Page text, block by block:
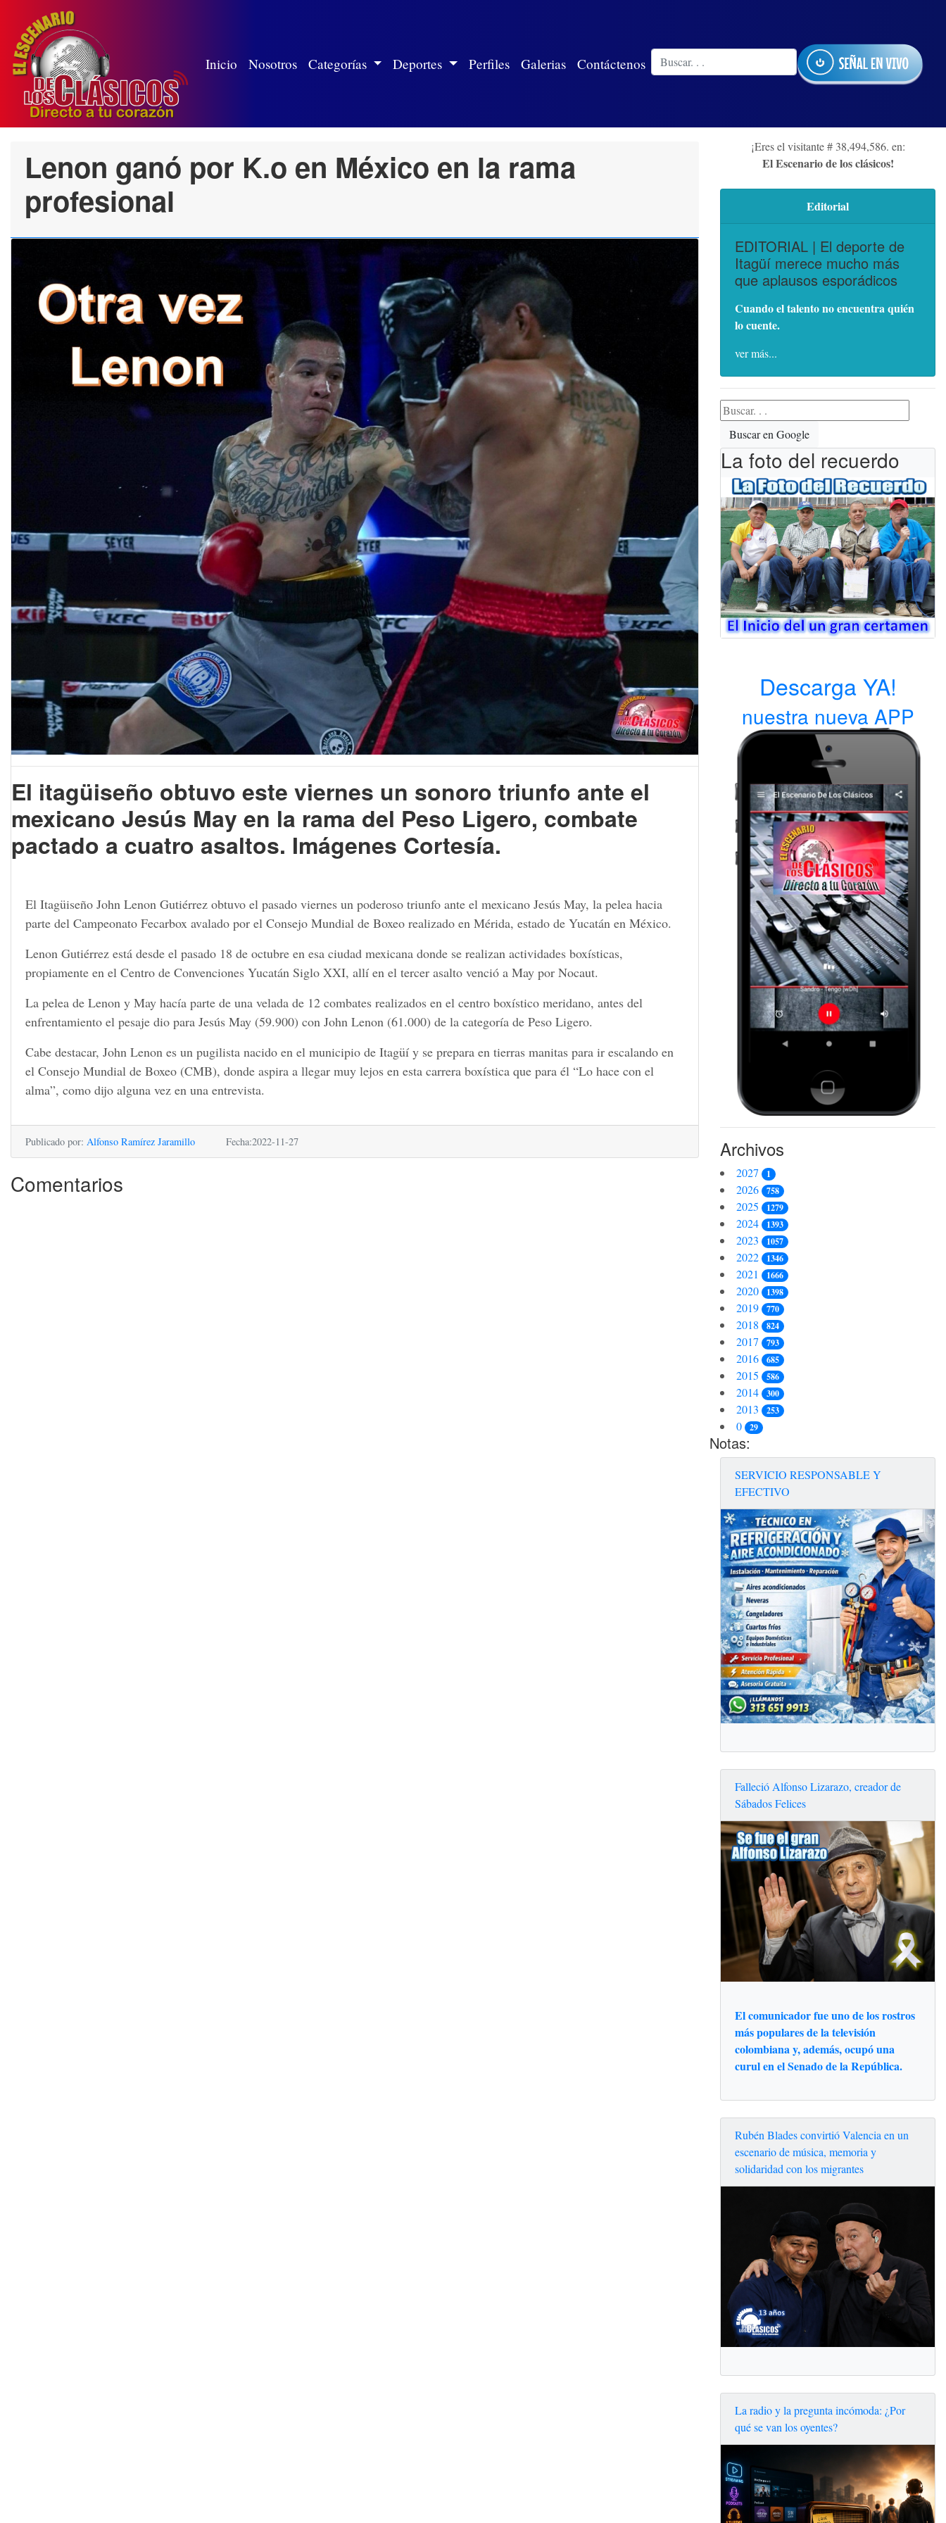
Inicio Nosotros(white)
Categorías Deportes Perfiles Galerias Contáctenos
Lenon ganó por K.o en México en la rama
profesional
El itagüiseño obtuvo este viernes un sonoro triunfo ante el
mexicano Jesús May en la rama del Peso Ligero, combate
pactado a cuatro asaltos. Imágenes Cortesía.
El Itagüiseño John Lenon Gutiérrez obtuvo el pasado viernes un poderoso triunfo ante el mexicano Jesús May, la pelea hacia
parte del Campeonato Fecarbox avalado por el Consejo Mundial de Boxeo realizado en Mérida, estado de Yucatán en México.
Lenon Gutiérrez está desde el pasado 18 de octubre en esa ciudad mexicana donde se realizan actividades boxísticas,
propiamente en el Centro de Convenciones Yucatán Siglo XXI, allí en el tercer asalto venció a May por Nocaut.
La pelea de Lenon y May hacía parte de una velada de 12 combates realizados en el centro boxístico meridano, antes del
enfrentamiento el pesaje dio para Jesús May (59.900) con John Lenon (61.000) de la categoría de Peso Ligero.
Cabe destacar, John Lenon es un pugilista nacido en el municipio de Itagüí y se prepara en tierras manitas para ir escalando en
el Consejo Mundial de Boxeo (CMB), donde aspira a llegar muy lejos en esta carrera boxística que para él “Lo hace con el
alma”, como dijo alguna vez en una entrevista.
Publicado por: Alfonso Ramírez Jaramillo Fecha:2022-11-27
Comentarios
¡Eres el visitante # 38,494,586. en:
El Escenario de los clásicos!
Editorial
EDITORIAL | El deporte de
Itagüí merece mucho más
que aplausos esporádicos
Cuando el talento no encuentra quién
lo cuente.
ver más...
Buscar en Google
La foto del recuerdo
Descarga YA!
nuestra nueva APP
Archivos
2027 1
2026 758
2025 1279
2024 1393
2023 1057
2022 1346
2021 1666
2020 1398
2019 770
2018 824
2017 793
2016 685
2015 586
2014 300
2013 253
0 29
Notas:
SERVICIO RESPONSABLE Y
EFECTIVO
Falleció Alfonso Lizarazo, creador de
Sábados Felices
El comunicador fue uno de los rostros
más populares de la televisión
colombiana y, además, ocupó una
curul en el Senado de la República.
Rubén Blades convirtió Valencia en un
escenario de música, memoria y
solidaridad con los migrantes
La radio y la pregunta incómoda: ¿Por
qué se van los oyentes?